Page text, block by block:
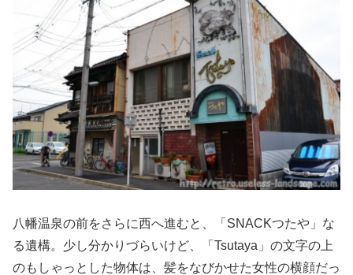
八幡温泉の前をさらに西へ進むと、「SNACKつたや」な
る遺構。少し分かりづらいけど、「Tsutaya」の文字の上
のもしゃっとした物体は、髪をなびかせた女性の横顔だっ